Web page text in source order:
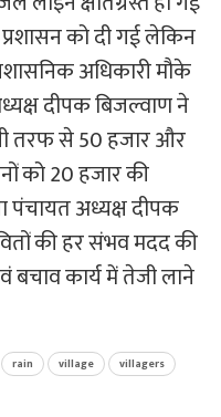
को दी गई लेकिन
अधिकारी मौके
दीपक बिजल्वाण ने
तरफ से 50 हजार और
को 20 हजार की
पंचायत अध्यक्ष दीपक
की हर संभव मदद की
बचाव कार्य में तेजी लाने
rain village villagers